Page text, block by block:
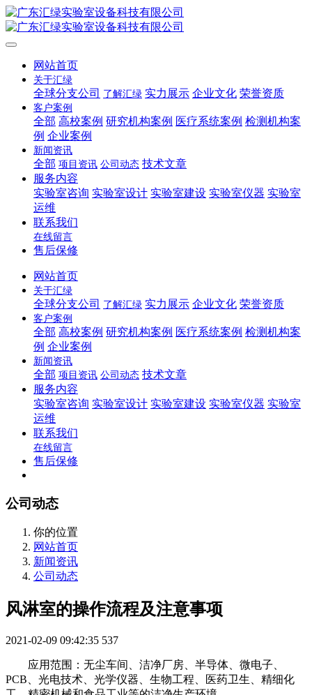
网站首页
关于汇绿
全球分支公司 了解汇绿 实力展示 企业文化 荣誉资质
客户案例
全部 高校案例 研究机构案例 医疗系统案例 检测机构案
例 企业案例
新闻资讯
全部 项目资讯 公司动态 技术文章
服务内容
实验室咨询 实验室设计 实验室建设 实验室仪器 实验室
运维
联系我们
在线留言
售后保修
网站首页
关于汇绿
全球分支公司 了解汇绿 实力展示 企业文化 荣誉资质
客户案例
全部 高校案例 研究机构案例 医疗系统案例 检测机构案
例 企业案例
新闻资讯
全部 项目资讯 公司动态 技术文章
服务内容
实验室咨询 实验室设计 实验室建设 实验室仪器 实验室
运维
联系我们
在线留言
售后保修
公司动态
你的位置
网站首页
新闻资讯
公司动态
风淋室的操作流程及注意事项
2021-02-09 09:42:35 537
应用范围：无尘车间、洁净厂房、半导体、微电子、
PCB、光电技术、光学仪器、生物工程、医药卫生、精细化